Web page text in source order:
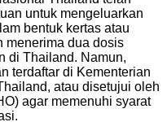
untuk mengeluarkan
bentuk kertas atau
menerima dua dosis
di Thailand. Namun,
terdaftar di Kementerian
atau disetujui oleh
agar memenuhi syarat